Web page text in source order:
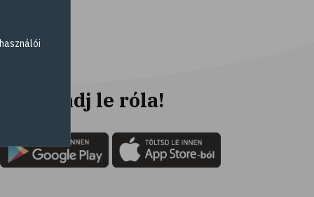
# kalória
# hányinger
# hányás
# utazási betegség
Ne maradj le róla!